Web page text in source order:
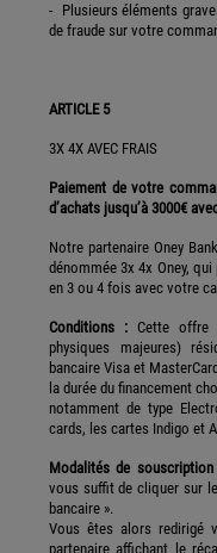
- Plusieurs éléments
de fraude sur votre
ARTICLE 5
3X 4X AVEC FRAIS
Paiement de votre
d’achats jusqu’à 3000€
Notre partenaire Oney
dénommée 3x 4x Oney,
en 3 ou 4 fois avec votre
Conditions : Cette offre
physiques majeures)
bancaire Visa et
la durée du financement
notamment de type
cards, les cartes Indigo et
Modalités de
vous suffit de cliquer sur
bancaire ».
Vous êtes alors redirigé
partenaire affichant le